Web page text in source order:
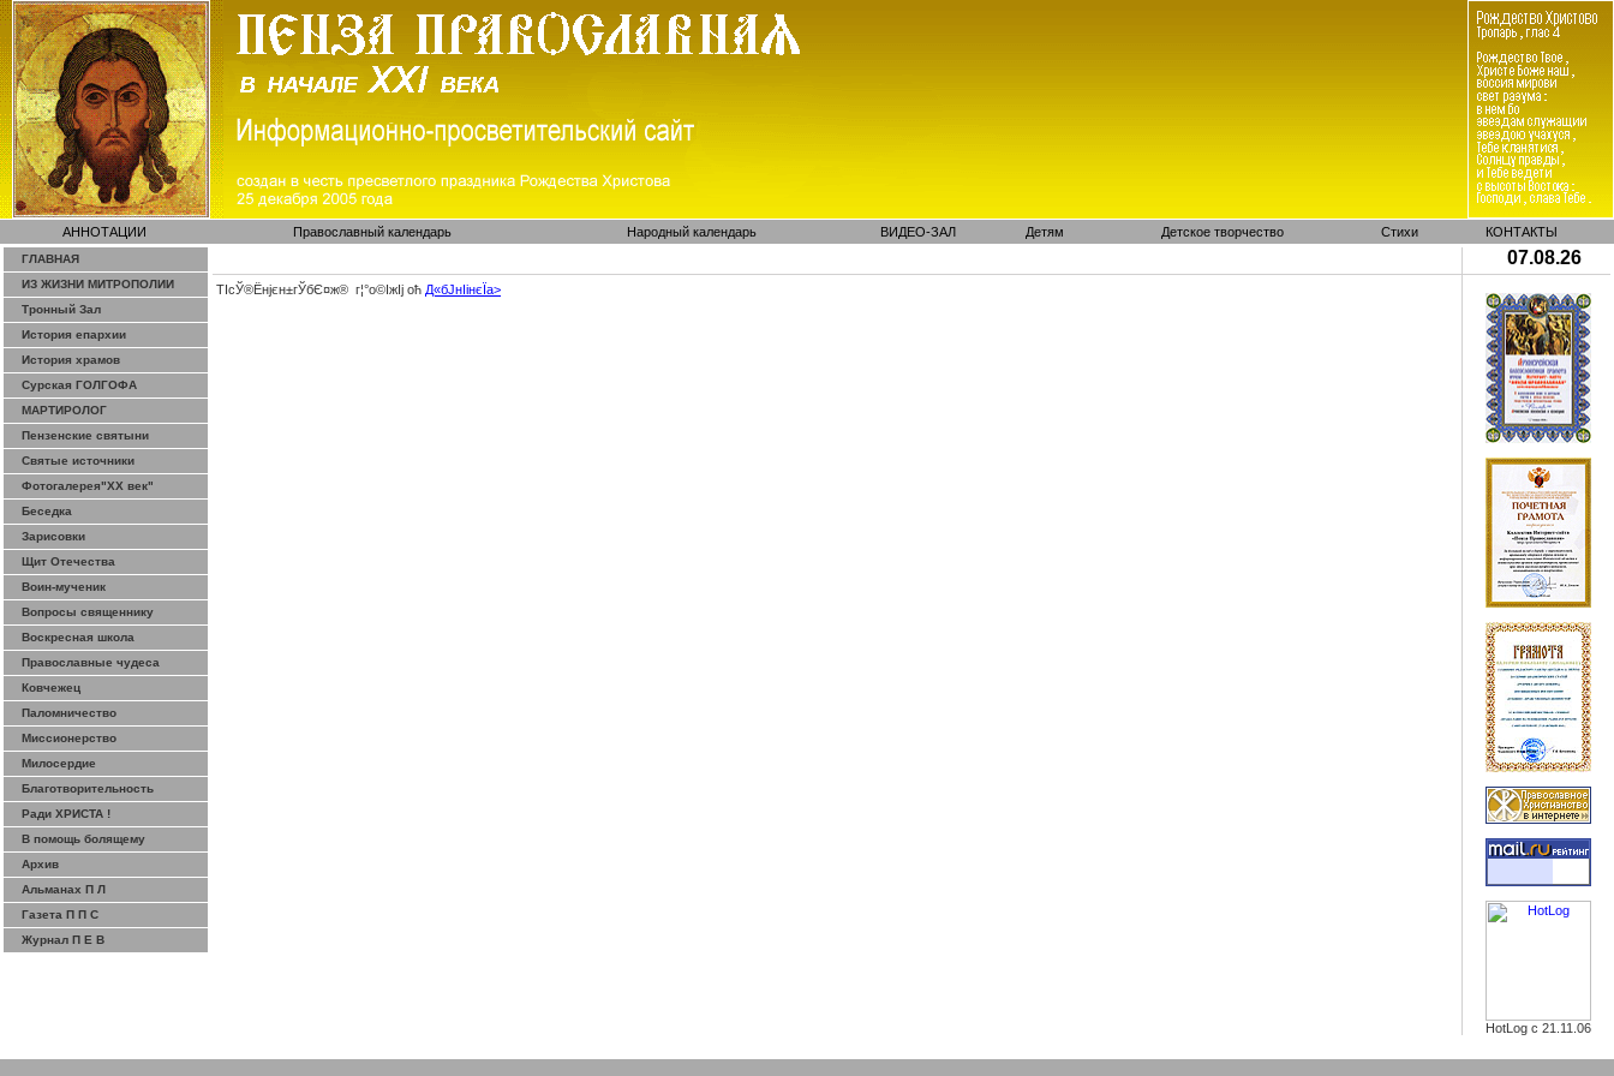
АННОТАЦИИ Православный календарь Народный календарь ВИДЕО-ЗАЛ Детям Детское творчество Стихи КОНТАКТЫ
ГЛАВНАЯ
ИЗ ЖИЗНИ МИТРОПОЛИИ
Тронный Зал
История епархии
История храмов
Сурская ГОЛГОФА
МАРТИРОЛОГ
Пензенские святыни
Святые источники
Фотогалерея"ХХ век"
Беседка
Зарисовки
Щит Отечества
Воин-мученик
Вопросы священнику
Воскресная школа
Православные чудеса
Ковчежец
Паломничество
Миссионерство
Милосердие
Благотворительность
Ради ХРИСТА !
В помощь болящему
Архив
Альманах П Л
Газета П П С
Журнал П Е В
07.08.26
ТІсЎ®Ёнјєн±­гЎ­бЄ¤ж® г¦°о©ІжІј оћ Д«бЈ­нІінєЇa>
HotLog с 21.11.06